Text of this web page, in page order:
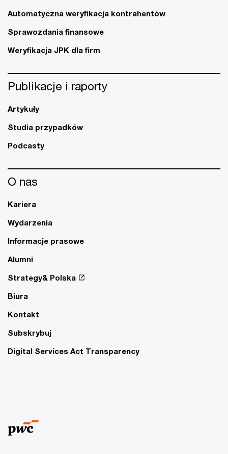
Automatyczna weryfikacja kontrahentów
Sprawozdania finansowe
Weryfikacja JPK dla firm
Publikacje i raporty
Artykuły
Studia przypadków
Podcasty
O nas
Kariera
Wydarzenia
Informacje prasowe
Alumni
Strategy& Polska
Biura
Kontakt
Subskrybuj
Digital Services Act Transparency